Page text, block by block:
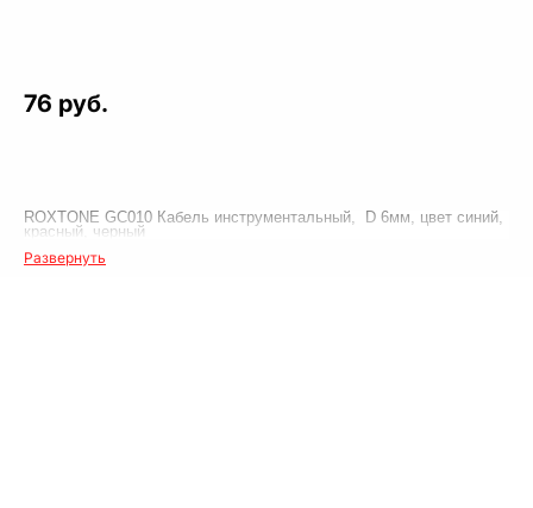
76 руб.
ROXTONE GC010 Кабель инструментальный, D 6мм, цвет синий,
красный, черный
Развернуть